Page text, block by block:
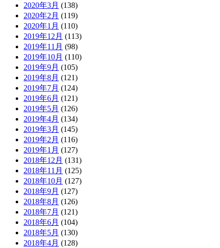
2020年3月 (138)
2020年2月 (119)
2020年1月 (110)
2019年12月 (113)
2019年11月 (98)
2019年10月 (110)
2019年9月 (105)
2019年8月 (121)
2019年7月 (124)
2019年6月 (121)
2019年5月 (126)
2019年4月 (134)
2019年3月 (145)
2019年2月 (116)
2019年1月 (127)
2018年12月 (131)
2018年11月 (125)
2018年10月 (127)
2018年9月 (127)
2018年8月 (126)
2018年7月 (121)
2018年6月 (104)
2018年5月 (130)
2018年4月 (128)